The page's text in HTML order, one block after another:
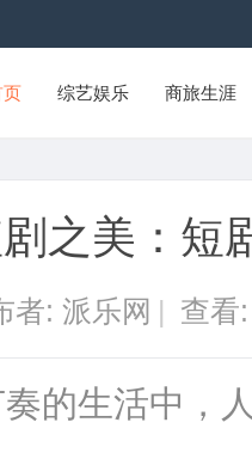
页 综艺娱乐 商旅生涯
之美：短
者: 派乐网 | 查
的生活中，